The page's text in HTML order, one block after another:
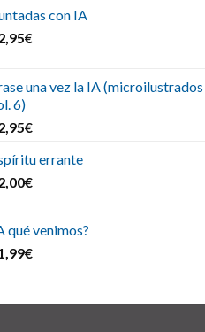
con IA
€
una vez la IA (microilustrados
6)
€
errante
€
qué venimos?
€